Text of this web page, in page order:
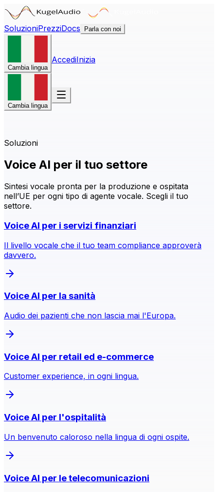
SoluzioniPrezziDocs Parla con noi
Cambia lingua
AccediInizia
Cambia lingua
Soluzioni
Voice AI per il tuo settore
Sintesi vocale pronta per la produzione e ospitata
nell’UE per ogni tipo di agente vocale. Scegli il tuo
settore.
Voice AI per i servizi finanziari
Il livello vocale che il tuo team compliance approverà
davvero.
Voice AI per la sanità
Audio dei pazienti che non lascia mai l'Europa.
Voice AI per retail ed e-commerce
Customer experience, in ogni lingua.
Voice AI per l'ospitalità
Un benvenuto caloroso nella lingua di ogni ospite.
Voice AI per le telecomunicazioni